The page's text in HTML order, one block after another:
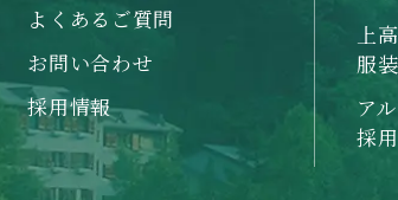
よくあるご質問
お問い合わせ
採用情報
上
服
ア
採